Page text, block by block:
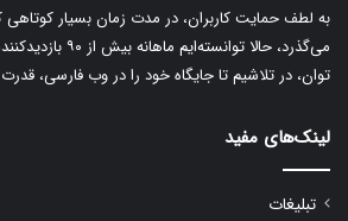
e
:
به لطف حمایت کاربران، در مدت زمان بسیار کوتاهی
می‌گذرد، حالا
توان، در تلاشیم تا جایگاه خود را در وب فارسی،
لینک‌های مفید
تبلیغات